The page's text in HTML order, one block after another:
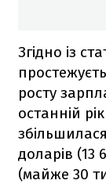
Згідно із
росту
останній
доларів (13
(майже 30